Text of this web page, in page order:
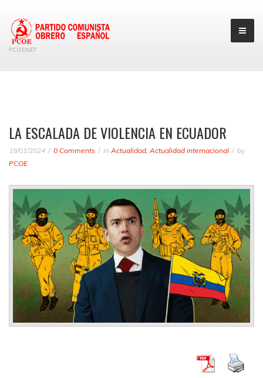
PCOENET
LA ESCALADA DE VIOLENCIA EN ECUADOR
19/01/2024 0 Comments in Actualidad Actualidad internacional
by
PCOE